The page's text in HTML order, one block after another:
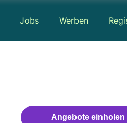
Jobs Werben
Angebote einholen